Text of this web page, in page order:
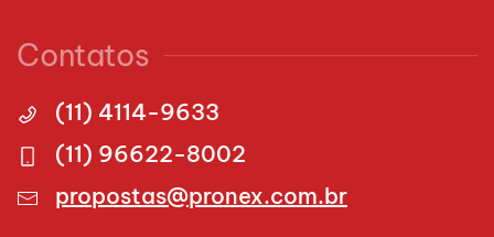
Contatos
(11) 4114-9633
(11) 96622-8002
propostas@pronex.com.br